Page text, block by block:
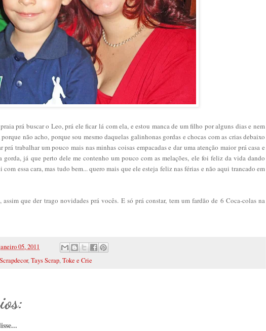
prá buscar o Leo, prá ele ficar lá com ela, e estou manca de um filho por alguns dias e nem
não acho, porque sou mesmo daquelas galinhonas gordas e chocas com as crias debaixo
prá trabalhar um pouco mais nas minhas coisas empacadas e dar uma atenção maior prá casa e
gorda, já que perto dele me contenho um pouco com as melações, ele foi feliz da vida dando
essa cara, mas tudo bem... quero mais que ele esteja feliz nas férias e não aqui trancado em
assim que der trago novidades prá vocês. E só prá constar, tem um fardão de 6 Coca-colas na
05, 2011
Scrapdecor,Tays Scrap,Toke e Crie